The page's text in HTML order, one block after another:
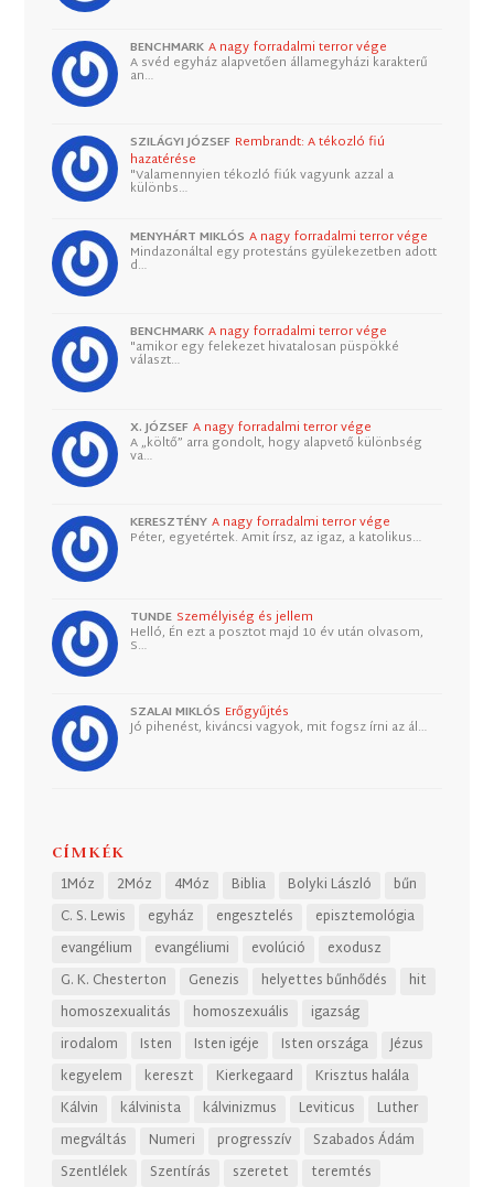
BENCHMARK A nagy forradalmi terror vége
A svéd egyház alapvetően államegyházi karakterű
an…
SZILÁGYI JÓZSEF Rembrandt: A tékozló fiú
hazatérése
"Valamennyien tékozló fiúk vagyunk azzal a
különbs…
MENYHÁRT MIKLÓS A nagy forradalmi terror vége
Mindazonáltal egy protestáns gyülekezetben adott
d…
BENCHMARK A nagy forradalmi terror vége
"amikor egy felekezet hivatalosan püspökké
választ…
X. JÓZSEF A nagy forradalmi terror vége
A „költő” arra gondolt, hogy alapvető különbség
va…
KERESZTÉNY A nagy forradalmi terror vége
Péter, egyetértek. Amit írsz, az igaz, a katolikus…
TUNDE Személyiség és jellem
Helló, Én ezt a posztot majd 10 év után olvasom,
S…
SZALAI MIKLÓS Erőgyűjtés
Jó pihenést, kiváncsi vagyok, mit fogsz írni az ál…
CÍMKÉK
1Móz 2Móz 4Móz Biblia Bolyki László
bűn
C. S. Lewis
egyház engesztelés
episztemológia
evangélium
evangéliumi evolúció
exodusz
G. K. Chesterton
Genezis helyettes bűnhődés
hit
homoszexualitás
homoszexuális
igazság
irodalom
Isten Isten igéje Isten országa
Jézus
kegyelem
kereszt Kierkegaard
Krisztus halála
Kálvin
kálvinista kálvinizmus Leviticus
Luther
megváltás
Numeri progresszív
Szabados Ádám
Szentlélek
Szentírás szeretet teremtés